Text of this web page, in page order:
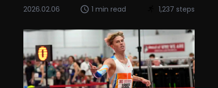
2026.02.06 1 min read 1,237 steps